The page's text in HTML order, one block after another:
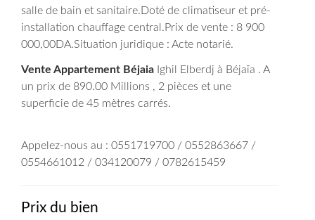
salle de bain et sanitaire.Doté de climatiseur et pré-
installation chauffage central.Prix de vente : 8 900
000,00DA.Situation juridique : Acte notarié.
Vente Appartement Béjaia Ighil Elberdj à Béjaïa . A
un prix de 890.00 Millions , 2 pièces et une
superficie de 45 mètres carrés.
Appelez-nous au : 0551719700 / 0552863667 /
0554661012 / 034120079 / 0782615459
Prix du bien